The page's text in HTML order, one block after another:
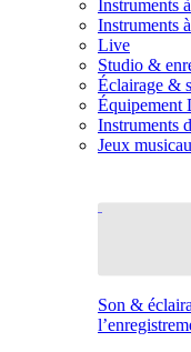
Instruments
Instruments
Live
Studio &
Éclairage &
Équipement
Instruments
Jeux
Son &